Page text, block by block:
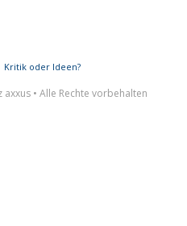
Kritik oder Ideen?
• Alle Rechte vorbehalten